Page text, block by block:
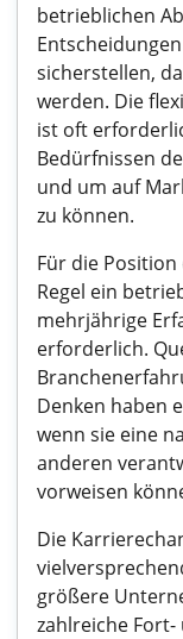
betrieblichen
sicherstellen,
werden. Die
ist oft
Bedürfnissen
und um auf
zu können.
Für die
Regel ein
mehrjährige
erforderlich.
Denken haben
wenn sie eine
anderen
vorweisen
Die
größere
zahlreiche